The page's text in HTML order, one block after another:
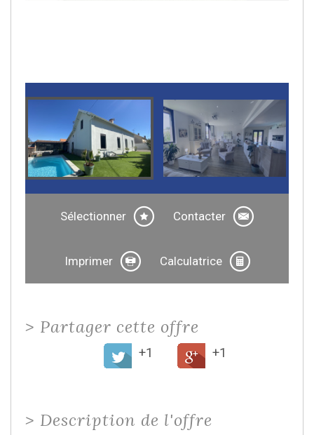
Sélectionner Contacter
Imprimer Calculatrice
> Partager cette offre
+1 +1
> Description de l'offre